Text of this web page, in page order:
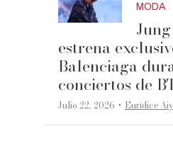
MODA
estrena
Balenciaga
conciertos de
Julio 22, 2026 ·Eurídice